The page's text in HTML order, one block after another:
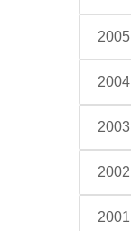
2005
2004
2003
2002
2001